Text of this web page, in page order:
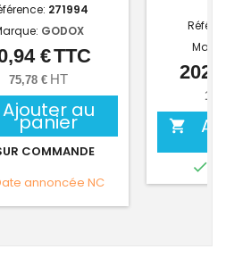
271994
GODOX
Prix
€TTC
75,78 € HT
Ajouter au
panier
COMMANDE
annoncée NC

